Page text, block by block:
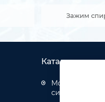
Зажим
Каталог
Монтаж
систем